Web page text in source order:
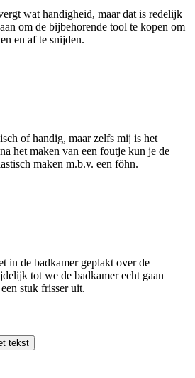
wat handigheid, maar dat is redelijk
om de bijbehorende tool te kopen om
en af te snijden.
of handig, maar zelfs mij is het
het maken van een foutje kun je de
maken m.b.v. een föhn.
in de badkamer geplakt over de
tot we de badkamer echt gaan
stuk frisser uit.
tekst